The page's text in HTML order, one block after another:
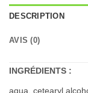
DESCRIPTION
AVIS (0)
INGRÉDIENTS :
aqua, cetearyl